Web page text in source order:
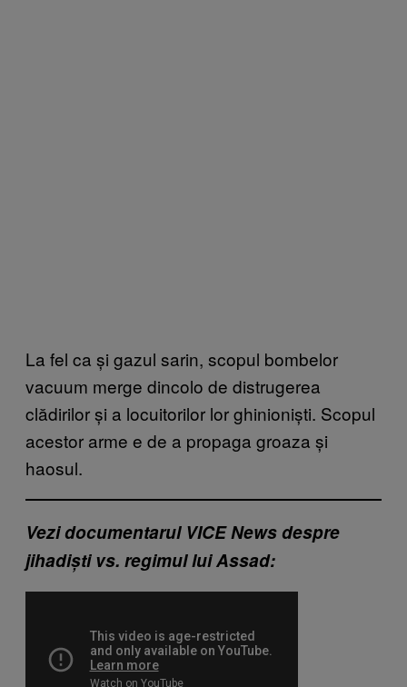
La fel ca și gazul sarin, scopul bombelor
vacuum merge dincolo de distrugerea
clădirilor și a locuitorilor lor ghinioniști. Scopul
acestor arme e de a propaga groaza și
haosul.
Vezi documentarul VICE News despre
jihadiști vs. regimul lui Assad: